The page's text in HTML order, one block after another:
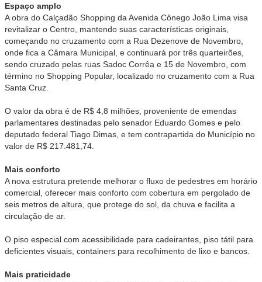
Espaço amplo
A obra do Calçadão Shopping da Avenida Cônego João Lima visa
revitalizar o Centro, mantendo suas características originais,
começando no cruzamento com a Rua Dezenove de Novembro,
onde fica a Câmara Municipal, e continuará por três quarteirões,
sendo cruzado pelas ruas Sadoc Corrêa e 15 de Novembro, com
término no Shopping Popular, localizado no cruzamento com a Rua
Santa Cruz.
O valor da obra é de R$ 4,8 milhões, proveniente de emendas
parlamentares destinadas pelo senador Eduardo Gomes e pelo
deputado federal Tiago Dimas, e tem contrapartida do Município no
valor de R$ 217.481,74.
Mais conforto
A nova estrutura pretende melhorar o fluxo de pedestres em horário
comercial, oferecer mais conforto com cobertura em pergolado de
seis metros de altura, que protege do sol, da chuva e facilita a
circulação de ar.
O piso especial com acessibilidade para cadeirantes, piso tátil para
deficientes visuais, containers para recolhimento de lixo e bancos.
Mais praticidade